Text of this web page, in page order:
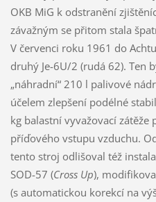
OKB MiG k odstranění
závažným se přitom stala
V červenci roku 1961 do
druhý Je-6U/2 (rudá 62). Ten
„náhradní“ 210 l palivové
účelem zlepšení podélné
kg balastní vyvažovací
příďového vstupu vzduchu.
tento stroj odlišoval též
SOD-57 (Cross Up),
(s automatickou korekcí na